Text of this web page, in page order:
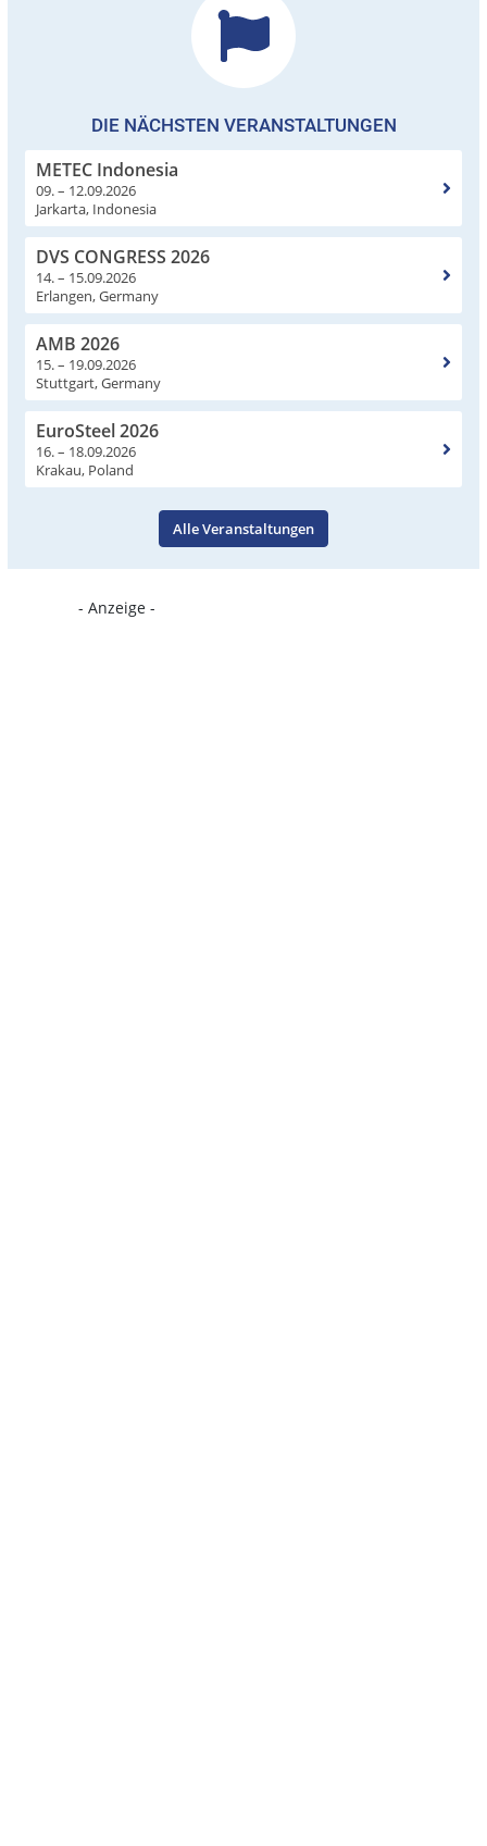
DIE NÄCHSTEN VERANSTALTUNGEN
METEC Indonesia
09. – 12.09.2026
Jarkarta, Indonesia
DVS CONGRESS 2026
14. – 15.09.2026
Erlangen, Germany
AMB 2026
15. – 19.09.2026
Stuttgart, Germany
EuroSteel 2026
16. – 18.09.2026
Krakau, Poland
Alle Veranstaltungen
- Anzeige -